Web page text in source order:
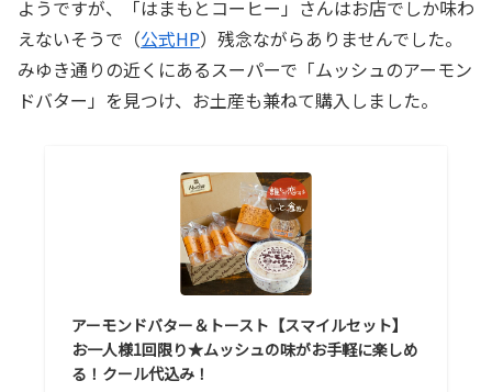
ようですが、「はまもとコーヒー」さんはお店でしか味わ
えないそうで（公式HP）残念ながらありませんでした。
みゆき通りの近くにあるスーパーで「ムッシュのアーモン
ドバター」を見つけ、お土産も兼ねて購入しました。
アーモンドバター＆トースト【スマイルセット】
お一人様1回限り★ムッシュの味がお手軽に楽しめ
る！クール代込み！